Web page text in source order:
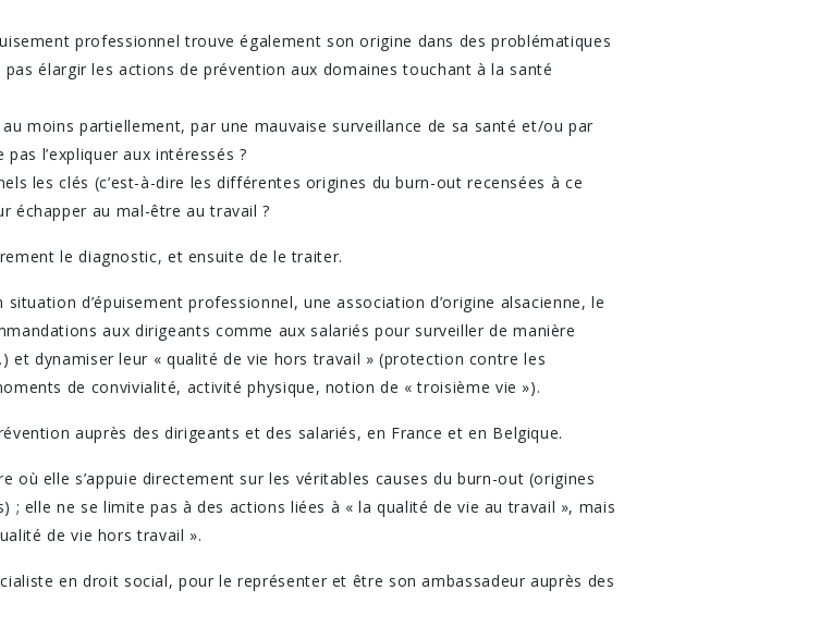
professionnel trouve également son origine dans des problématiques
élargir les actions de prévention aux domaines touchant à la santé
moins partiellement, par une mauvaise surveillance de sa santé et/ou par
l’expliquer aux intéressés ?
les clés (c’est-à-dire les différentes origines du burn-out recensées à ce
échapper au mal-être au travail ?
le diagnostic, et ensuite de le traiter.
d’épuisement professionnel, une association d’origine alsacienne, le
aux dirigeants comme aux salariés pour surveiller de manière
dynamiser leur « qualité de vie hors travail » (protection contre les
de convivialité, activité physique, notion de « troisième vie »).
auprès des dirigeants et des salariés, en France et en Belgique.
elle s’appuie directement sur les véritables causes du burn-out (origines
elle ne se limite pas à des actions liées à « la qualité de vie au travail », mais
de vie hors travail ».
en droit social, pour le représenter et être son ambassadeur auprès des